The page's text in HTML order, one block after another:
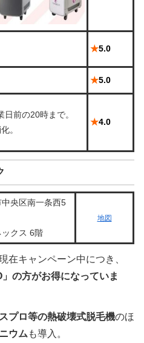
★5.0
★5.0
前の20時まで。
。
★4.0
央区南一条西5
クス 6階
地図
在キャンペーン中につき、
の方がお得になっていま
プロ等の熱破壊式脱毛機のほ
ウム も導入。